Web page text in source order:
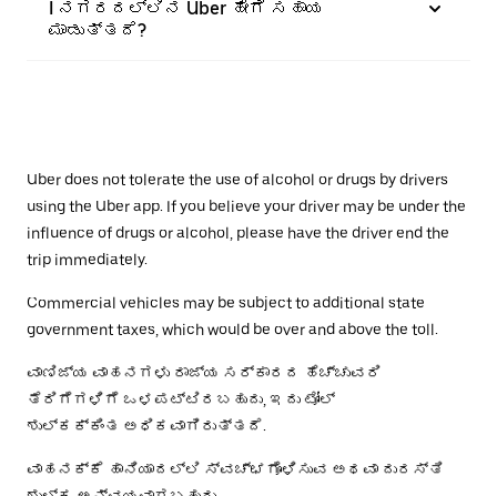
I ನಗರದಲ್ಲಿನ Uber ಹೇಗೆ ಸಹಾಯ
ಮಾಡುತ್ತದೆ?
Uber does not tolerate the use of alcohol or drugs by drivers
using the Uber app. If you believe your driver may be under the
influence of drugs or alcohol, please have the driver end the
trip immediately.
Commercial vehicles may be subject to additional state
government taxes, which would be over and above the toll.
ವಾಣಿಜ್ಯ ವಾಹನಗಳು ರಾಜ್ಯ ಸರ್ಕಾರದ ಹೆಚ್ಚುವರಿ
ತೆರಿಗೆಗಳಿಗೆ ಒಳಪಟ್ಟಿರಬಹುದು, ಇದು ಟೋಲ್
ಶುಲ್ಕಕ್ಕಿಂತ ಅಧಿಕವಾಗಿರುತ್ತದೆ.
ವಾಹನಕ್ಕೆ ಹಾನಿಯಾದಲ್ಲಿ ಸ್ವಚ್ಛಗೊಳಿಸುವ ಅಥವಾ ದುರಸ್ತಿ